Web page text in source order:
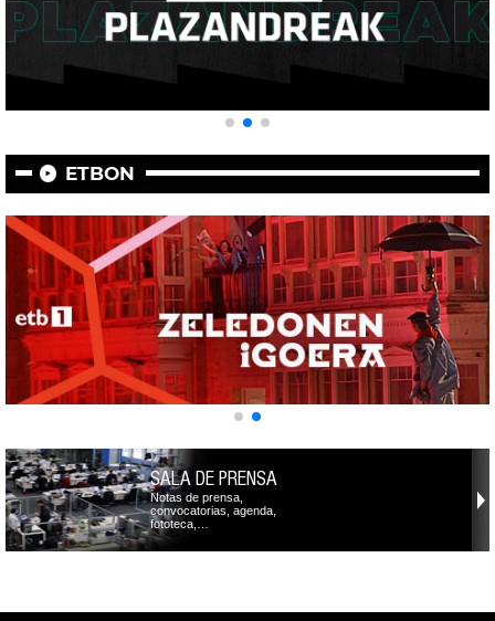
ETBON
SALA DE PRENSA
Notas de prensa,
convocatorias, agenda,
fototeca,…